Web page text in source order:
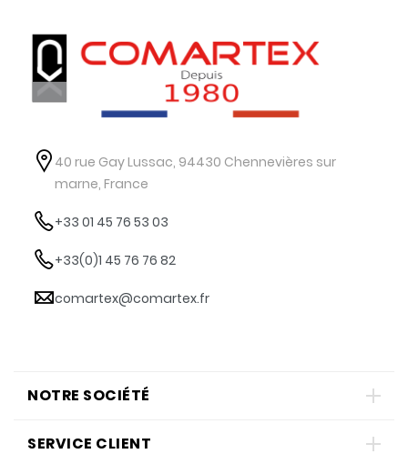
40 rue Gay Lussac, 94430 Chennevières sur
marne, France
+33 01 45 76 53 03
+33(0)1 45 76 76 82
comartex@comartex.fr
NOTRE SOCIÉTÉ
SERVICE CLIENT